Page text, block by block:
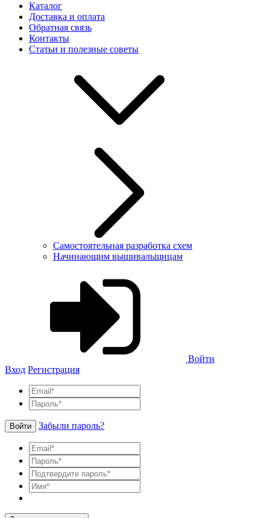
Каталог
Доставка и оплата
Обратная связь
Контакты
Статьи и полезные советы
Самостоятельная разработка схем
Начинающим вышивальщицам
Войти
Вход Регистрация
Войти Забыли пароль?